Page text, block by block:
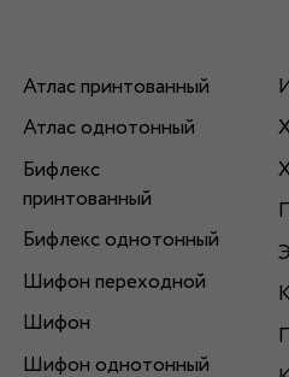
Атлас принтованный
Атлас однотонный
Бифлекс
принтованный
Бифлекс однотонный
Шифон переходной
Шифон
Шифон однотонный